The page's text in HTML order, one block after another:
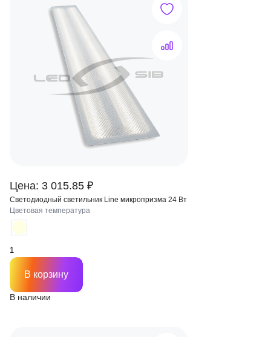
Цена: 3 015.85 ₽
Светодиодный светильник Line микропризма 24 Вт
В наличии
Цветовая температура
В корзину